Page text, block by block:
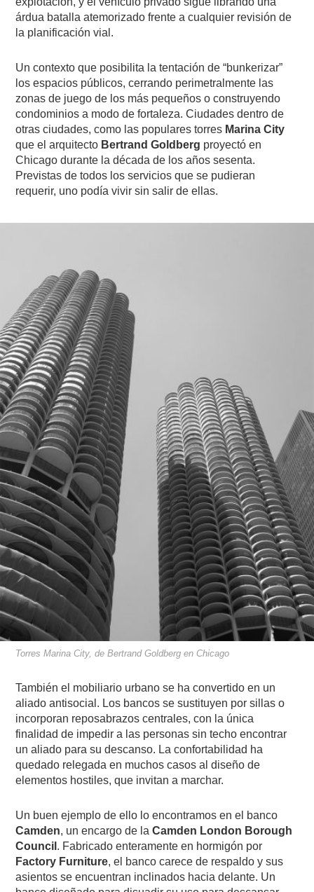
árdua batalla atemorizado frente a cualquier revisión de
la planificación vial.
Un contexto que posibilita la tentación de “bunkerizar”
los espacios públicos, cerrando perimetralmente las
zonas de juego de los más pequeños o construyendo
condominios a modo de fortaleza. Ciudades dentro de
otras ciudades, como las populares torres Marina City
que el arquitecto Bertrand Goldberg proyectó en
Chicago durante la década de los años sesenta.
Previstas de todos los servicios que se pudieran
requerir, uno podía vivir sin salir de ellas.
Torres Marina City, de Bertrand Goldberg en Chicago
También el mobiliario urbano se ha convertido en un
aliado antisocial. Los bancos se sustituyen por sillas o
incorporan reposabrazos centrales, con la única
finalidad de impedir a las personas sin techo encontrar
un aliado para su descanso. La confortabilidad ha
quedado relegada en muchos casos al diseño de
elementos hostiles, que invitan a marchar.
Un buen ejemplo de ello lo encontramos en el banco
Camden, un encargo de laCamden London Borough
Council . Fabricado enteramente en hormigón por
Factory Furniture, el banco carece de respaldo y sus
asientos se encuentran inclinados hacia delante. Un